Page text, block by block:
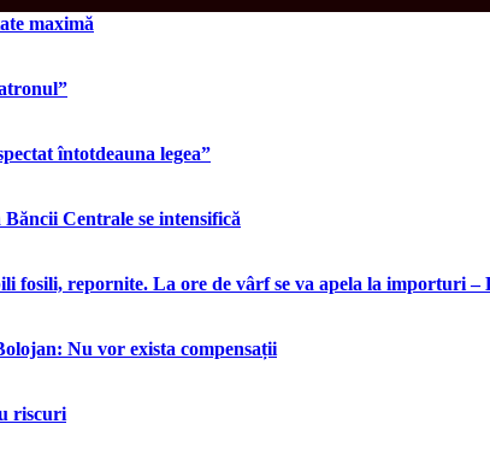
maximă
întotdeauna legea”
Centrale se intensifică
fosili, repornite. La ore de vârf se va apela la importuri
Nu vor exista compensații
riscuri